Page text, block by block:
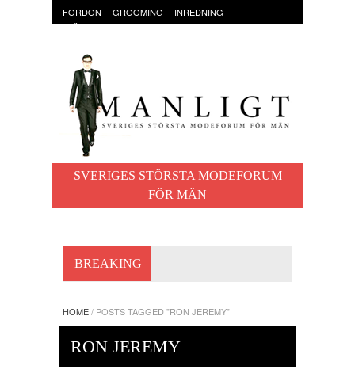
FORDON GROOMING
INREDNING
KLÄDER & ACCESSOARER
MAT OCH DRYCK
SVERIGES STÖRSTA MODEFORUM
FÖR MÄN
BREAKING
HOME/ POSTS TAGGED "RON JEREMY"
RON JEREMY